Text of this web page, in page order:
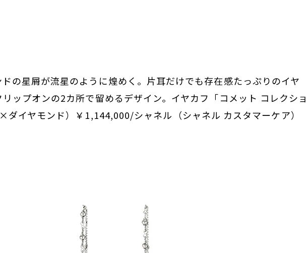
の星屑が流星のように煌めく。片耳だけでも存在感たっぷりのイヤ
ップオンの2カ所で留めるデザイン。イヤカフ「コメット コレクショ
イヤモンド）￥1,144,000/シャネル（シャネル カスタマーケア）